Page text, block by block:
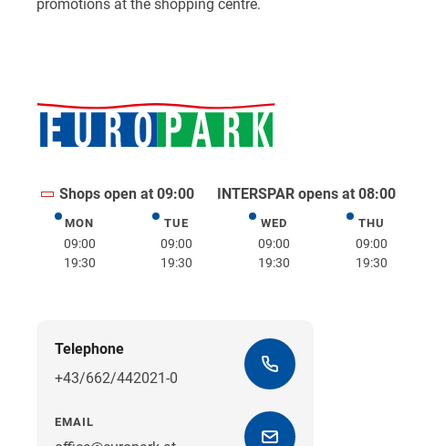
Shops open at 09:00 INTERSPAR opens at 08:00
MONMonday
09:00
19:30
TUETuesday
09:00
19:30
WEDWednesday
09:00
19:30
THUThursday
09:00
19:30
Telephone
+43/662/442021-0
EMAIL